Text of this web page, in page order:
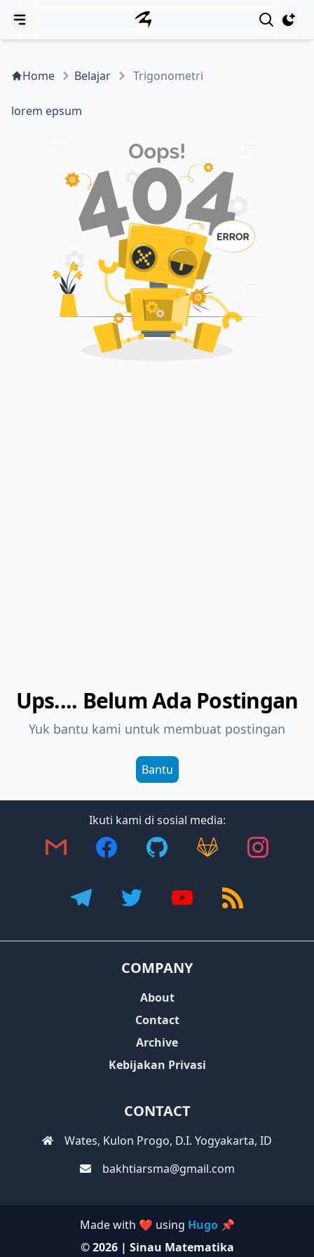
View
Home Belajar Trigonometri
lorem epsum
Ups.... Belum Ada Postingan
Yuk bantu kami untuk membuat postingan
Bantu
Ikuti kami di sosial media:
COMPANY
About
Contact
Archive
Kebijakan Privasi
CONTACT
Wates, Kulon Progo, D.I. Yogyakarta, ID
bakhtiarsma@gmail.com
Made with ❤️ using Hugo 📌
© 2026 | Sinau Matematika